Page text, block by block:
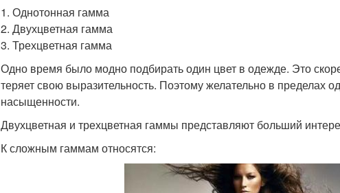
1. Однотонная гамма
2. Двухцветная гамма
3. Трехцветная гамма
Одно время было модно подбирать один цвет в одежде. Это
теряет свою выразительность. Поэтому желательно в пределах
насыщенности.
Двухцветная и трехцветная гаммы представляют больший
К сложным гаммам относятся: